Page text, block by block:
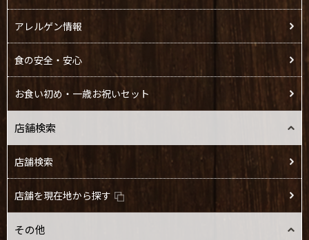
アレルゲン情報
食の安全・安心
お食い初め・一歳お祝いセット
店舗検索
店舗検索
店舗を現在地から探す
その他